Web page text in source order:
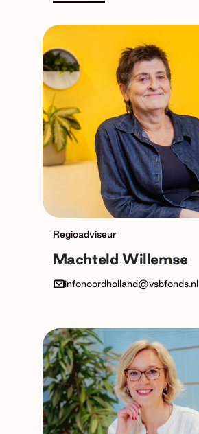
Regioadviseur
Machteld Willemse
infonoordholland@vsbfonds.nl